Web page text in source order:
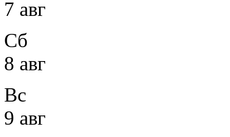
7 авг
Сб
8 авг
Вс
9 авг